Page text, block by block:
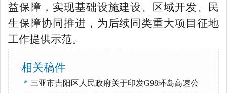
益保障，实现基础设施建设、区域开发、民
生保障协同推进，为后续同类重大项目征地
工作提供示范。
相关稿件
* 三亚市吉阳区人民政府关于印发G98环岛高速公